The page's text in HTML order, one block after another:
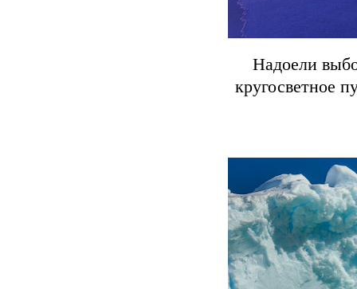
Надоели
кругосветное